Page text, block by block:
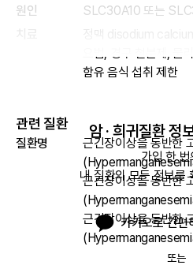
원인
SLC30A10 또는
요법, 경구 철분제, 물
함유 음식 섭취 제한
관련 질환
질환명
근긴장이상을 동반한
근긴장이상을 동반한
근긴장이상을 동반한
암 · 희귀질환 정
가입 한
내 질환의 모든 정보를
카카오로 간편
또는